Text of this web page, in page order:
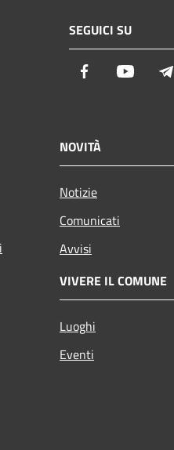
SEGUICI SU
Facebook Youtube
NOVITÀ
Notizie
Comunicati
Avvisi
VIVERE IL COMUNE
Luoghi
Eventi